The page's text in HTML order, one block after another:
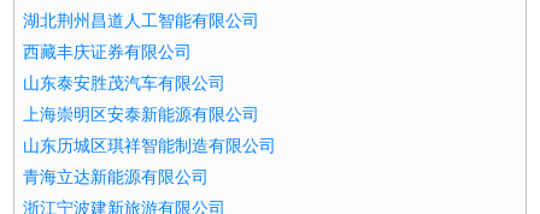
湖北荆州昌道人工智能有限公司
西藏丰庆证券有限公司
山东泰安胜茂汽车有限公司
上海崇明区安泰新能源有限公司
山东历城区琪祥智能制造有限公司
青海立达新能源有限公司
浙江宁波建新旅游有限公司